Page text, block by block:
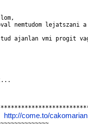
nemtudom lejatszani
ajanlan vmi progit
http://come.to/cakomarian